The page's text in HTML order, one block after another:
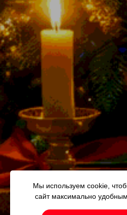
Мы используем cookie,
сайт максимально